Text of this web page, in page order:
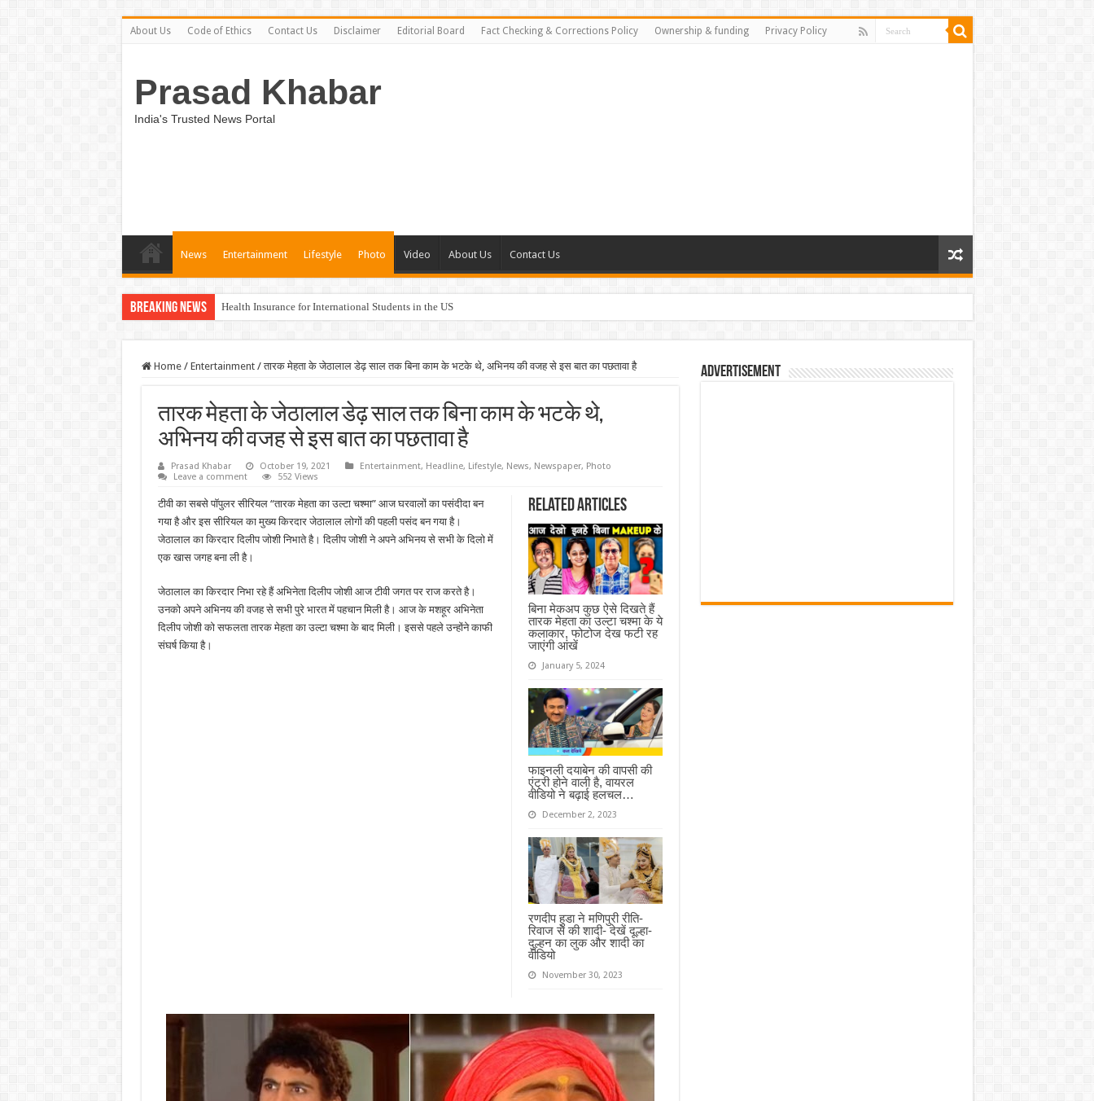
About Us Code of Ethics Contact Us Disclaimer Editorial Board Fact Checking & Corrections Policy Ownership & funding Privacy Policy
Prasad Khabar
India's Trusted News Portal
News Entertainment Lifestyle Photo Video About Us Contact Us
Breaking News Unveiling the Best Medical Insurance Plans in the US
Home / Entertainment / तारक मेहता के जेठालाल डेढ़ साल तक बिना काम के भटके थे, अभिनय की वजह से इस बात का पछतावा है
तारक मेहता के जेठालाल डेढ़ साल तक बिना काम के भटके थे,
अभिनय की वजह से इस बात का पछतावा है
Prasad Khabar October 19, 2021 Entertainment, Headline, Lifestyle, News, Newspaper, Photo
Leave a comment
552 Views
Related Articles
बिना मेकअप कुछ ऐसे दिखते हैं
तारक मेहता का उल्टा चश्मा के ये
कलाकार, फोटोज देख फटी रह
जाएंगी आंखें
January 5, 2024
फाइनली दयाबेन की वापसी की
एंट्री होने वाली है, वायरल
वीडियो ने बढ़ाई हलचल…
December 2, 2023
रणदीप हुडा ने मणिपुरी रीति-
रिवाज से की शादी- देखें दूल्हा-
दुल्हन का लुक और शादी का
वीडियो
November 30, 2023
टीवी का सबसे पॉपुलर सीरियल “तारक मेहता का उल्टा चश्मा” आज घरवालों का पसंदीदा बन
गया है और इस सीरियल का मुख्य किरदार जेठालाल लोगों की पहली पसंद बन गया है।
जेठालाल का किरदार दिलीप जोशी निभाते है। दिलीप जोशी ने अपने अभिनय से सभी के दिलो में
एक खास जगह बना ली है।
जेठालाल का किरदार निभा रहे हैं अभिनेता दिलीप जोशी आज टीवी जगत पर राज करते है।
उनको अपने अभिनय की वजह से सभी पुरे भारत में पहचान मिली है। आज के मशहूर अभिनेता
दिलीप जोशी को सफलता तारक मेहता का उल्टा चश्मा के बाद मिली। इससे पहले उन्होंने काफी
संघर्ष किया है।
Advertisement